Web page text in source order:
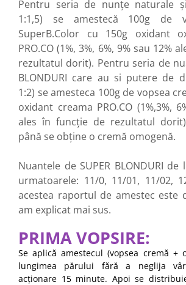
Pentru seria de nunțe naturale
1:1,5) se amestecă 100g de
SuperB.Color cu 150g oxidant
PRO.CO (1%, 3%, 6%, 9% sau 12%
rezultatul dorit). Pentru seria de
BLONDURI care au si putere de
1:2) se amesteca 100g de vopsea
oxidant creama PRO.CO (1%,3%,
ales în funcție de rezultatul
până se obține o cremă omogenă.
Nuantele de SUPER BLONDURI de
urmatoarele: 11/0, 11/01, 11/02,
acestea raportul de amestec este
am explicat mai sus.
PRIMA VOPSIRE:
Se aplică amestecul (vopsea cremă +
lungimea părului fără a neglija
acționare 15 minute. Apoi se